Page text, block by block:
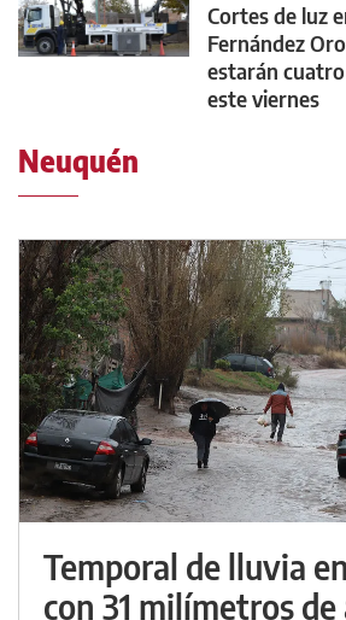
Cortes de luz
Fernández
estarán
este viernes
Neuquén
Temporal de lluvia
con 31 milímetros de